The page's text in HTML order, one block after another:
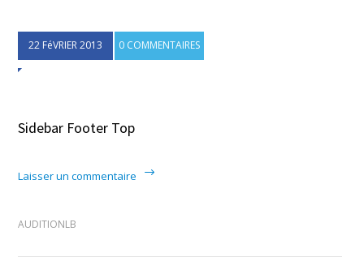
22 FéVRIER 2013 0 COMMENTAIRES
Sidebar Footer Top
Laisser un commentaire
AUDITIONLB